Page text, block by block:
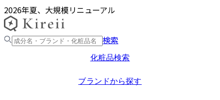
2026年夏、大規模リニューアル
検索
化粧品検索
ブランドから探す